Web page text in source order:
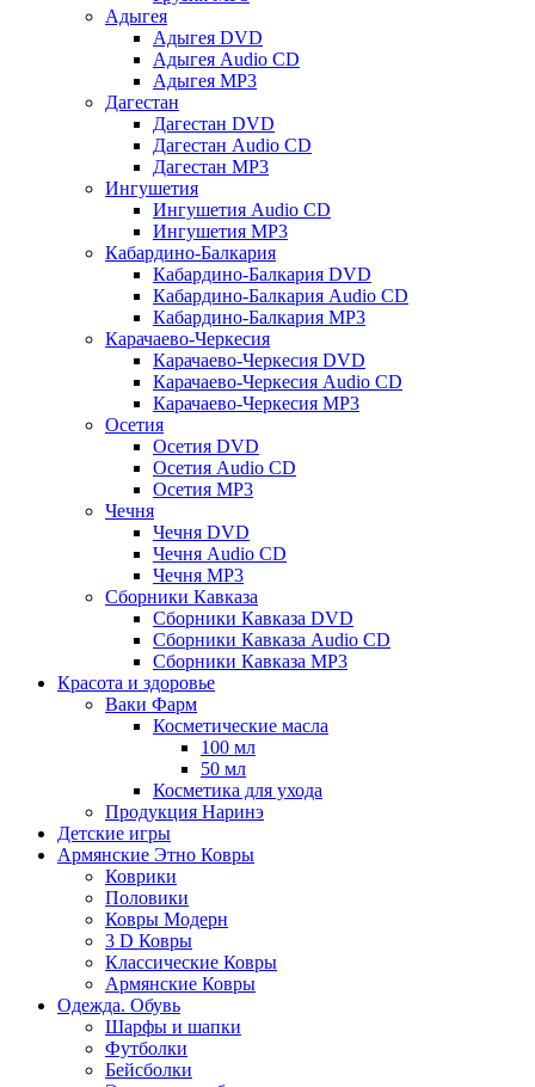
Адыгея
Адыгея DVD
Адыгея Audio CD
Адыгея MP3
Дагестан
Дагестан DVD
Дагестан Audio CD
Дагестан MP3
Ингушетия
Ингушетия Audio CD
Ингушетия MP3
Кабардино-Балкария
Кабардино-Балкария DVD
Кабардино-Балкария Audio CD
Кабардино-Балкария MP3
Карачаево-Черкесия
Карачаево-Черкесия DVD
Карачаево-Черкесия Audio CD
Карачаево-Черкесия MP3
Осетия
Осетия DVD
Осетия Audio CD
Осетия MP3
Чечня
Чечня DVD
Чечня Audio CD
Чечня MP3
Сборники Кавказа
Сборники Кавказа DVD
Сборники Кавказа Audio CD
Сборники Кавказа MP3
Красота и здоровье
Ваки Фарм
Косметические масла
100 мл
50 мл
Косметика для ухода
Продукция Наринэ
Детские игры
Армянские Этно Ковры
Коврики
Половики
Ковры Модерн
3 D Ковры
Классические Ковры
Армянские Ковры
Одежда. Обувь
Шарфы и шапки
Футболки
Бейсболки